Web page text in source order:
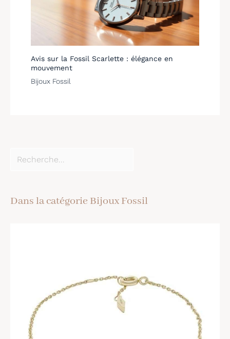
Avis sur la Fossil Scarlette : élégance en
mouvement
Bijoux Fossil
Dans la catégorie Bijoux Fossil